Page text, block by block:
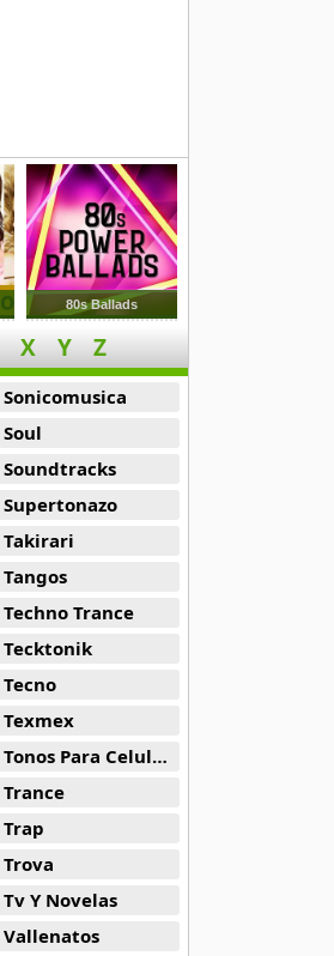
80s Ballads
X Y Z
Sonicomusica
Soul
Soundtracks
Supertonazo
Takirari
Tangos
Techno Trance
Tecktonik
Tecno
Texmex
Tonos Para Celulares
Trance
Trap
Trova
Tv Y Novelas
Vallenatos